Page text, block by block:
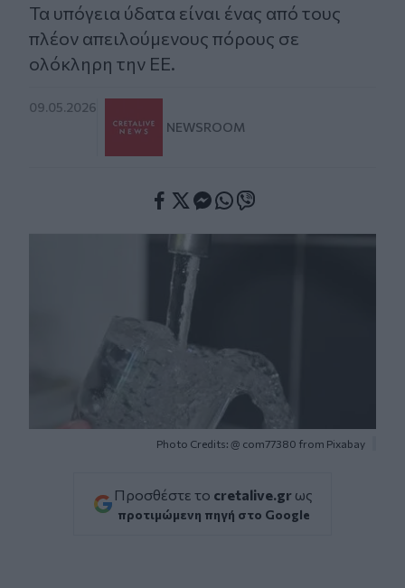
Τα υπόγεια ύδατα είναι ένας από τους
πλέον απειλούμενους πόρους σε
ολόκληρη την ΕΕ.
09.05.2026
NEWSROOM
Photo Credits: @ com77380 from Pixabay
Προσθέστε το cretalive.gr ως
προτιμώμενη πηγή στο Google